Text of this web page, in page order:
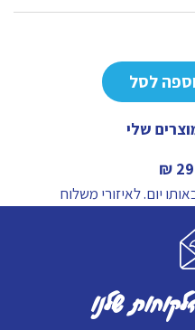
לסל
שלי
לאיזורי משלוח
שלנו